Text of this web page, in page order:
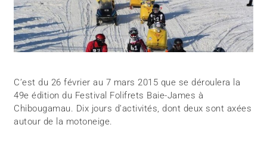
C’est du 26 février au 7 mars 2015 que se déroulera la
49e édition du Festival Folifrets Baie-James à
Chibougamau. Dix jours d’activités, dont deux sont axées
autour de la motoneige.